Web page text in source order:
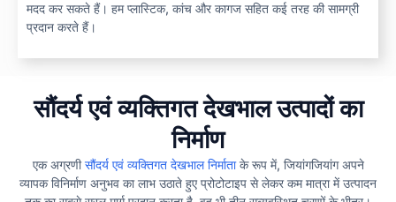
मदद कर सकते हैं। हम प्लास्टिक, कांच और कागज सहित कई तरह की सामग्री
प्रदान करते हैं।
सौंदर्य एवं व्यक्तिगत देखभाल उत्पादों का
निर्माण
एक अग्रणीसौंदर्य एवं व्यक्तिगत देखभाल निर्माताके रूप में, जियांगजियांग अपने
व्यापक विनिर्माण अनुभव का लाभ उठाते हुए प्रोटोटाइप से लेकर कम मात्रा में उत्पादन